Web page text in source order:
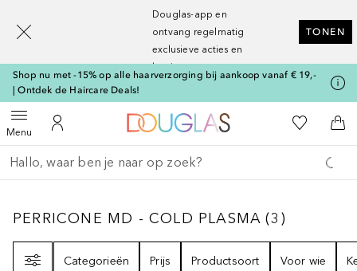
Douglas-app en
ontvang regelmatig
exclusieve acties en
kortingen
TONEN
Shop nu met -15% op alle haarverzorging bij aankoop vanaf € 19,-
| Ontdek de Haircare Deals!
MenuOpen menuNaar Mijn Account
Naar Douglas Home
Naar Mijn
Ga terug
Zoekopdracht uitvoeren
PERRICONE MD - COLD PLASMA 3
PERRICONE MD - COLD PLASMA (3 )
Categorieën
Prijs Productsoort Voor wie
[navigation.slideout.screenreader]